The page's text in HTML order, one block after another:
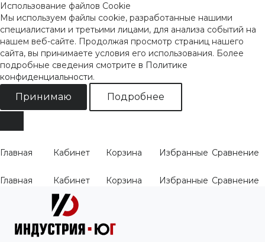
Использование файлов Cookie
Мы используем файлы cookie, разработанные нашими
специалистами и третьими лицами, для анализа событий на
нашем веб-сайте. Продолжая просмотр страниц нашего
сайта, вы принимаете условия его использования. Более
подробные сведения смотрите в Политике
конфиденциальности.
Принимаю Подробнее
Главная Кабинет Корзина Избранные Сравнение
Главная Кабинет Корзина Избранные Сравнение